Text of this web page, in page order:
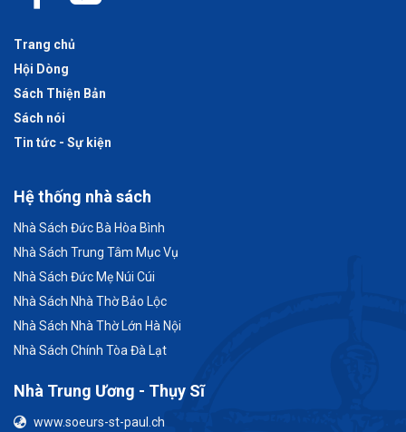
Trang chủ
Hội Dòng
Sách Thiện Bản
Sách nói
Tin tức - Sự kiện
Hệ thống nhà sách
Nhà Sách Đức Bà Hòa Bình
Nhà Sách Trung Tâm Mục Vụ
Nhà Sách Đức Mẹ Núi Cúi
Nhà Sách Nhà Thờ Bảo Lộc
Nhà Sách Nhà Thờ Lớn Hà Nội
Nhà Sách Chính Tòa Đà Lạt
Nhà Trung Ương - Thụy Sĩ
www.soeurs-st-paul.ch